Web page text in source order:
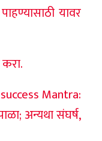
यावर
Mantra:
अन्यथा संघर्ष,